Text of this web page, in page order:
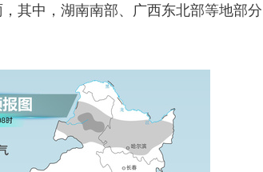
其中，湖南南部、广西东北部等地部分